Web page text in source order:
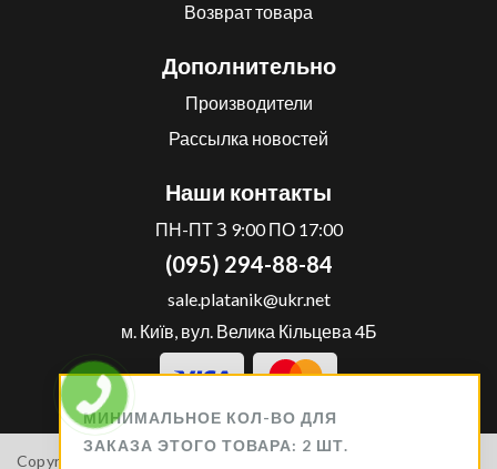
МИНИМАЛЬНОЕ КОЛ-ВО ДЛЯ
ЗАКАЗА ЭТОГО ТОВАРА: 2 ШТ.
Возврат товара
Дополнительно
Производители
Рассылка новостей
Наши контакты
ПН-ПТ З 9:00 ПО 17:00
(095) 294-88-84
sale.platanik@ukr.net
м. Київ, вул. Велика Кільцева 4Б
Copyright 2024 .